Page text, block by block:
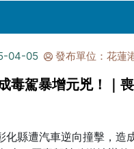
04-05 發布單位：花蓮
毒駕暴增元兇！｜
縣遭汽車逆向撞擊，